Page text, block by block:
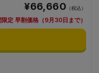
¥66,660 （税込）
定 早割価格（9月30日まで）